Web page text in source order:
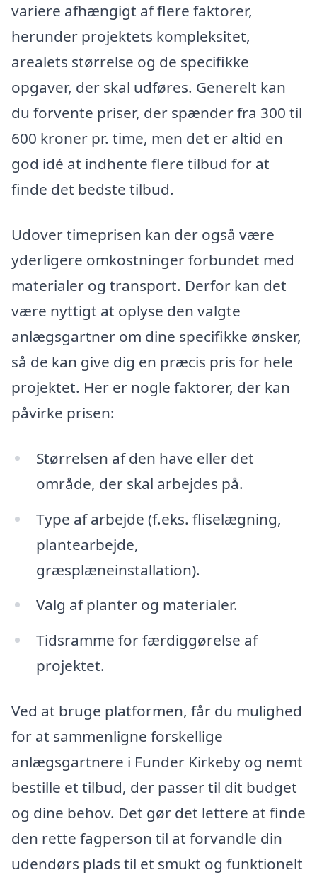
variere afhængigt af flere faktorer,
herunder projektets kompleksitet,
arealets størrelse og de specifikke
opgaver, der skal udføres. Generelt kan
du forvente priser, der spænder fra 300 til
600 kroner pr. time, men det er altid en
god idé at indhente flere tilbud for at
finde det bedste tilbud.
Udover timeprisen kan der også være
yderligere omkostninger forbundet med
materialer og transport. Derfor kan det
være nyttigt at oplyse den valgte
anlægsgartner om dine specifikke ønsker,
så de kan give dig en præcis pris for hele
projektet. Her er nogle faktorer, der kan
påvirke prisen:
Størrelsen af den have eller det
område, der skal arbejdes på.
Type af arbejde (f.eks. fliselægning,
plantearbejde,
græsplæneinstallation).
Valg af planter og materialer.
Tidsramme for færdiggørelse af
projektet.
Ved at bruge platformen, får du mulighed
for at sammenligne forskellige
anlægsgartnere i Funder Kirkeby og nemt
bestille et tilbud, der passer til dit budget
og dine behov. Det gør det lettere at finde
den rette fagperson til at forvandle din
udendørs plads til et smukt og funktionelt